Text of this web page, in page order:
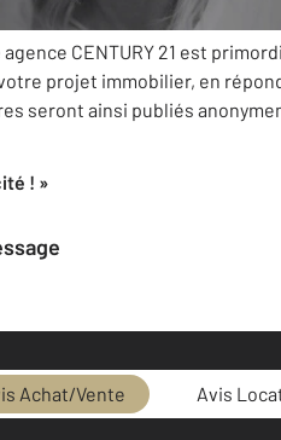
CENTURY 21 est
projet immobilier, en
seront ainsi publiés
! »
Achat/Vente Avis